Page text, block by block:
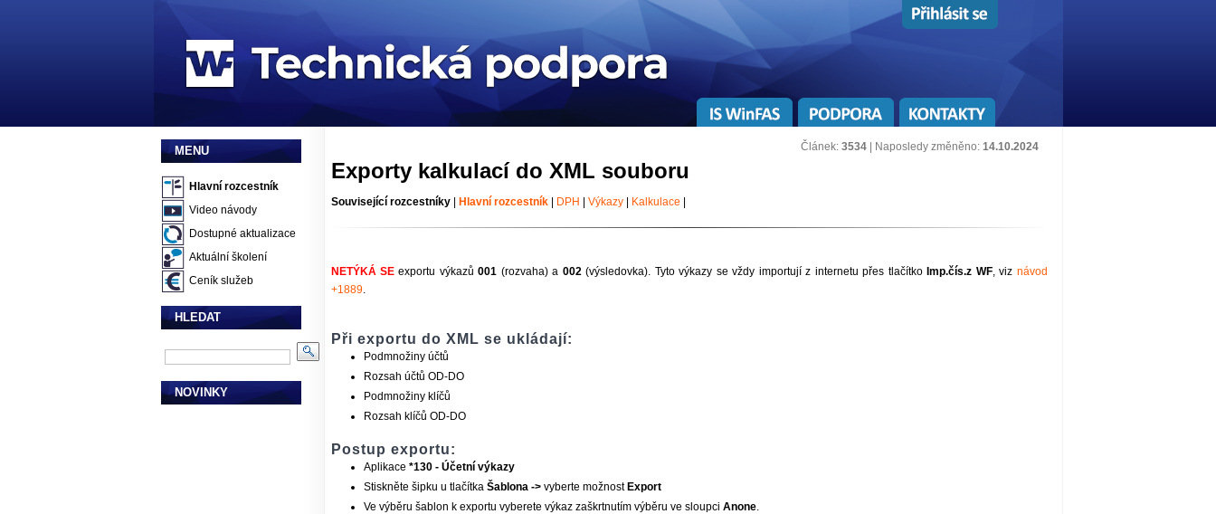
MENU
Hlavní rozcestník
Video návody
Dostupné aktualizace
Aktuální školení
Ceník služeb
HLEDAT
NOVINKY
Článek: 3534| Naposledy změněno: 14.10.2024
Exporty kalkulací do XML souboru
Související rozcestníky| Hlavní rozcestník DPH Výkazy Kalkulace
NETÝKÁ SEexportu výkazů001 (rozvaha) a 002(výsledovka). Tyto výkazy se vždy importují z internetu přes tlačítko Imp.čís.z WF, viz návod
+1889.
Při exportu do XML se ukládají:
Podmnožiny účtů
Rozsah účtů OD-DO
Podmnožiny klíčů
Rozsah klíčů OD-DO
Postup exportu:
Aplikace *130 - Účetní výkazy
Stiskněte šipku u tlačítka Šablona ->vyberte možnostExport
Ve výběru šablon k exportu vyberete výkaz zaškrtnutím výběru ve sloupci Anone.